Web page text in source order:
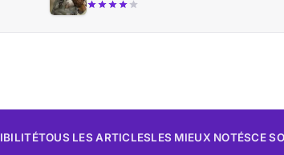
TOUS LES ARTICLESLES MIEUX NOTÉSCE